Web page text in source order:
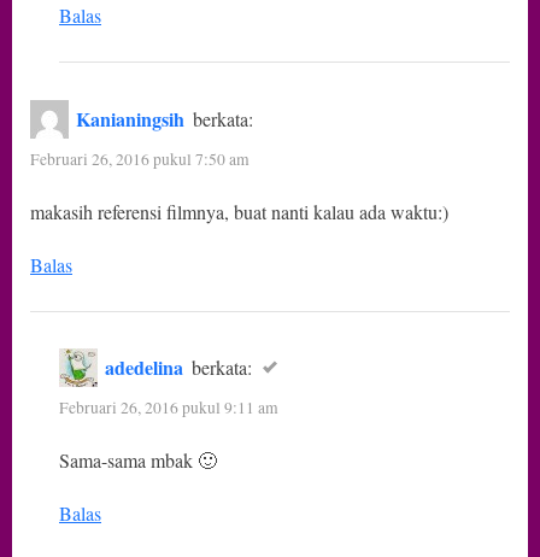
Balas
Kanianingsih berkata:
Februari 26, 2016 pukul 7:50 am
makasih referensi filmnya, buat nanti kalau ada waktu:)
Balas
adedelina berkata:
Februari 26, 2016 pukul 9:11 am
Sama-sama mbak 🙂
Balas